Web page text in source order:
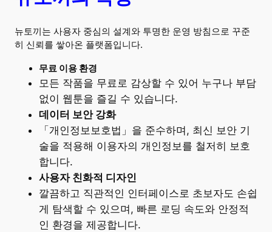
뉴토끼는 사용자 중심의 설계와 투명한 운영 방침으로 꾸준
히 신뢰를 쌓아온 플랫폼입니다.
무료 이용 환경
모든 작품을 무료로 감상할 수 있어 누구나 부담
없이 웹툰을 즐길 수 있습니다.
데이터 보안 강화
「개인정보보호법」을 준수하며, 최신 보안 기
술을 적용해 이용자의 개인정보를 철저히 보호
합니다.
사용자 친화적 디자인
깔끔하고 직관적인 인터페이스로 초보자도 손쉽
게 탐색할 수 있으며, 빠른 로딩 속도와 안정적
인 환경을 제공합니다.